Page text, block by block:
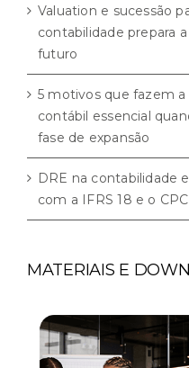
Valuation e sucessão
contabilidade prepara
futuro
5 motivos que fazem
contábil essencial
fase de expansão
DRE na contabilidade
com a IFRS 18 e o
MATERIAIS E